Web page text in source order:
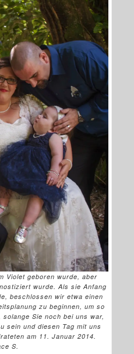
Violet geboren wurde, aber
wurde. Als sie Anfang
beschlossen wir etwa einen
zu beginnen, um so
Sie noch bei uns war,
sein und diesen Tag mit uns
am 11. Januar 2014.
S.